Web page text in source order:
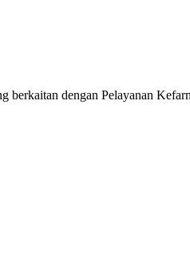
berkaitan dengan Pelayanan